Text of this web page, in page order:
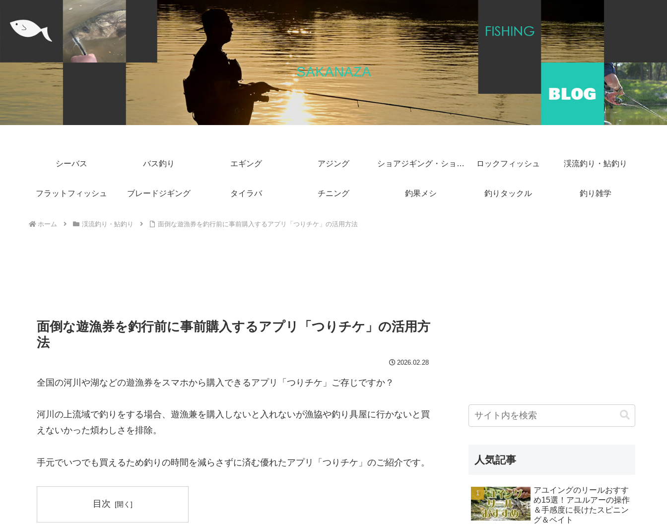
SAKANAZA
シーバス バス釣り エギング アジング ショアジギング・ショアキャスティング ロックフィッシュ 渓流釣り・鮎釣り
フラットフィッシュ ブレードジギング タイラバ チニング 釣果メシ 釣りタックル 釣り雑学
ホーム 渓流釣り・鮎釣り 面倒な遊漁券を釣行前に事前購入するアプリ「つりチケ」の活用方法
面倒な遊漁券を釣行前に事前購入するアプリ「つりチケ」の活用方
法
2026.02.28
全国の河川や湖などの遊漁券をスマホから購入できるアプリ「つりチケ」ご存じですか？
河川の上流域で釣りをする場合、遊漁兼を購入しないと入れないが漁協や釣り具屋に行かないと買
えないかった煩わしさを排除。
手元でいつでも買えるため釣りの時間を減らさずに済む優れたアプリ「つりチケ」のご紹介です。
目次
人気記事
アユイングのリールおすす
め15選！アユルアーの操作
＆手感度に長けたスピニン
グ＆ベイト